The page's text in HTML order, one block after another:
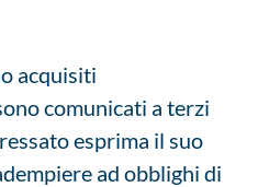
acquisiti
comunicati a terzi
esprima il suo
ad obblighi di